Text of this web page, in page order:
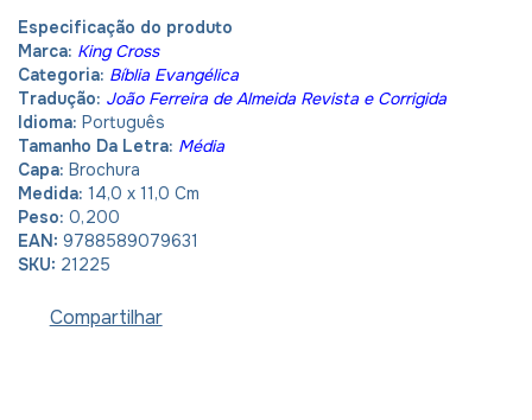
Especificação do produto
Marca: King Cross
Categoria: Bíblia Evangélica
Tradução: João Ferreira de Almeida Revista e Corrigida
Idioma: Português
Tamanho Da Letra: Média
Capa: Brochura
Medida: 14,0 x 11,0 Cm
Peso: 0,200
EAN: 9788589079631
SKU: 21225
Compartilhar